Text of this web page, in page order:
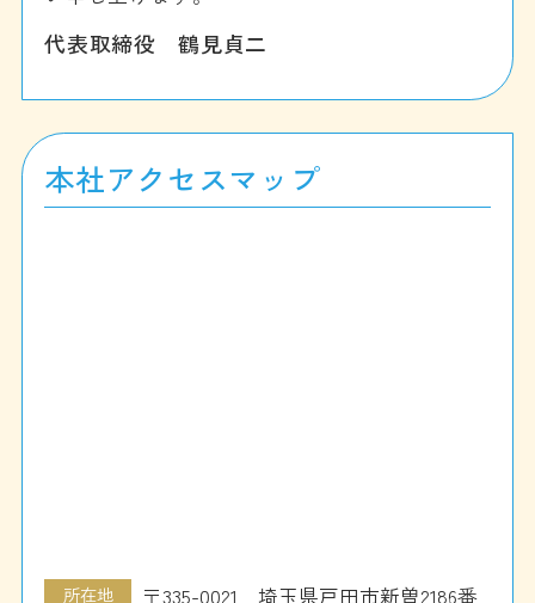
代表取締役 鶴見貞二
本社アクセスマップ
所在地 〒335-0021 埼玉県戸田市新曽2186番